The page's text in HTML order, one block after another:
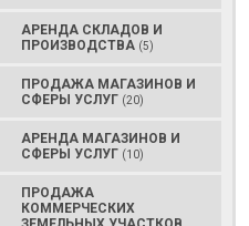
АРЕНДА СКЛАДОВ И
ПРОИЗВОДСТВА (5)
ПРОДАЖА МАГАЗИНОВ И
СФЕРЫ УСЛУГ (20)
АРЕНДА МАГАЗИНОВ И
СФЕРЫ УСЛУГ (10)
ПРОДАЖА
КОММЕРЧЕСКИХ